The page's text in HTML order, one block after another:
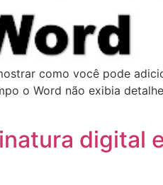
como você pode
o Word não exibia
digital